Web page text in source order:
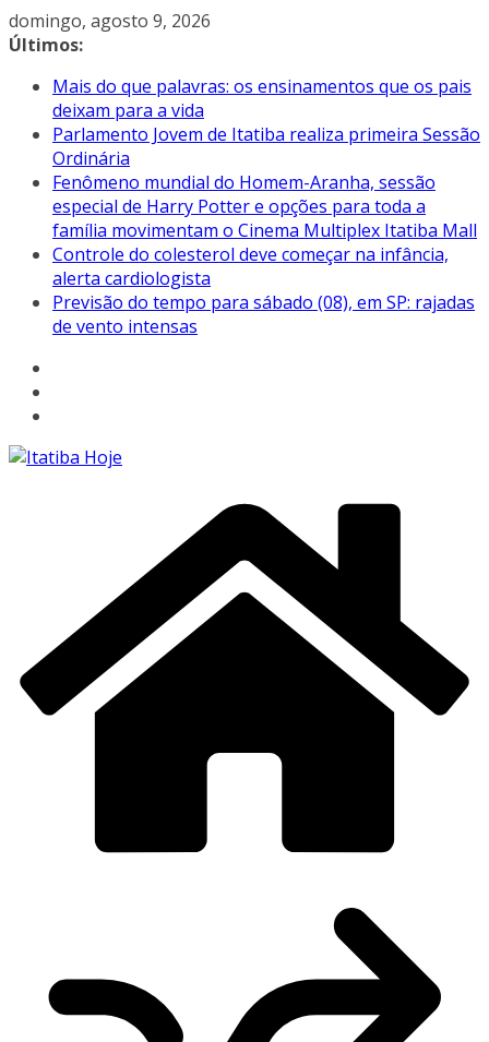
Pular
para
conteúdo
domingo, agosto 9, 2026
Últimos:
Mais do que palavras: os ensinamentos que os pais
deixam para a vida
Parlamento Jovem de Itatiba realiza primeira Sessão
Ordinária
Fenômeno mundial do Homem-Aranha, sessão
especial de Harry Potter e opções para toda a
família movimentam o Cinema Multiplex Itatiba Mall
Controle do colesterol deve começar na infância,
alerta cardiologista
Previsão do tempo para sábado (08), em SP: rajadas
de vento intensas